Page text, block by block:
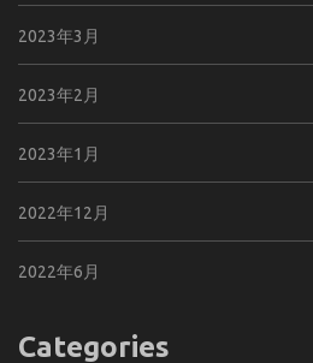
2023年3月
2023年2月
2023年1月
2022年12月
2022年6月
Categories